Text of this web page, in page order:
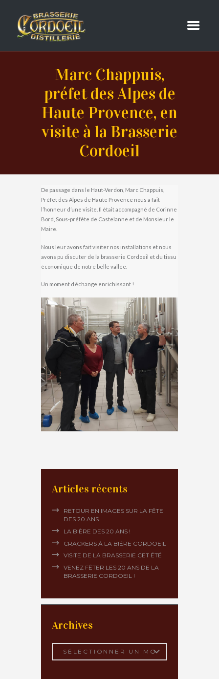
Marc Chappuis,
préfet des Alpes de
Haute Provence, en
visite à la Brasserie
Cordoeil
De passage dans le Haut-Verdon, Marc Chappuis,
Préfet des Alpes de Haute Provence nous a fait
l’honneur d’une visite. Il était accompagné de Corinne
Bord, Sous-préfète de Castelanne et de Monsieur le
Maire.
Nous leur avons fait visiter nos installations et nous
avons pu discuter de la brasserie Cordoeil et du tissu
économique de notre belle vallée.
Un moment d’échange enrichissant !
Articles récents
RETOUR EN IMAGES SUR LA FÊTE
DES 20 ANS
LA BIÈRE DES 20 ANS !
CRACKERS À LA BIÈRE CORDOEIL
VISITE DE LA BRASSERIE CET ÉTÉ
VENEZ FÊTER LES 20 ANS DE LA
BRASSERIE CORDOEIL !
Archives